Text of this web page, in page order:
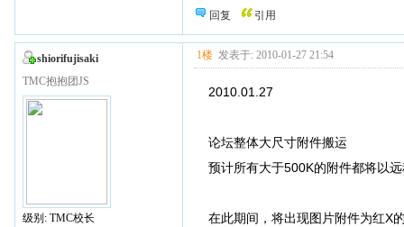
回复 引用
shiorifujisaki
TMC抱抱团JS
级别: TMC校长
1楼 发表于: 2010-01-27 21:54
2010.01.27
论坛整体大尺寸附件搬运
预计所有大于500K的附件都将以
在此期间，将出现图片附件为红X